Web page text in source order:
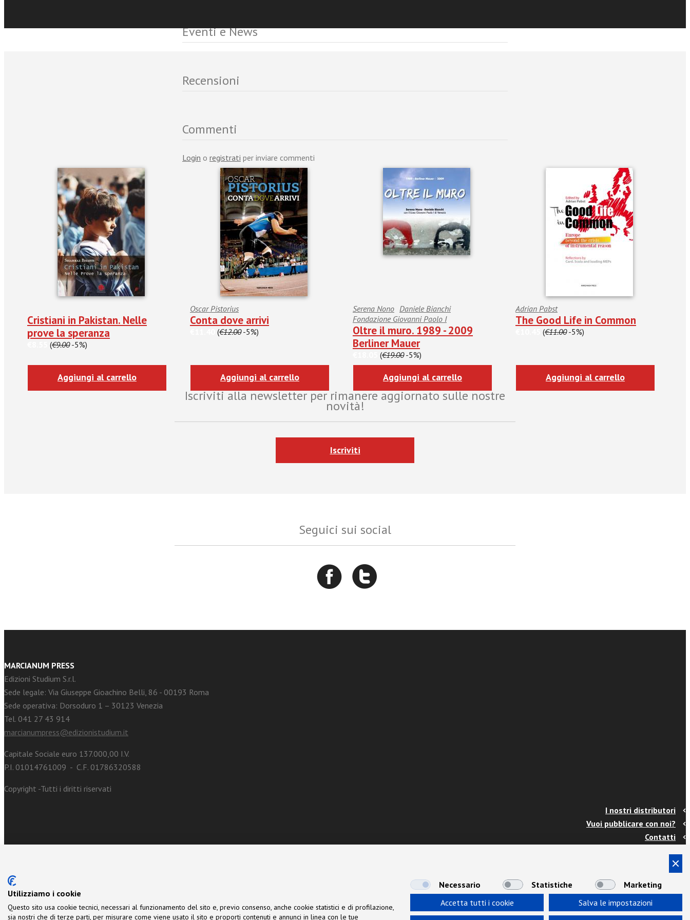
Eventi e News
Recensioni
Commenti
Login o registrati per inviare commenti
Cristiani in Pakistan. Nelle
prove la speranza
(€9.00-5%)
Aggiungi al carrello
Oscar Pistorius
Conta dove arrivi
(€12.00-5%)
Aggiungi al carrello
Serena Nono Daniele Bianchi
Fondazione Giovanni Paolo I
Oltre il muro. 1989 - 2009
Berliner Mauer
(€19.00-5%)
Aggiungi al carrello
Adrian Pabst
The Good Life in Common
(€11.00-5%)
Aggiungi al carrello
Iscriviti alla newsletter per rimanere aggiornato sulle nostre
novità!
Iscriviti
Seguici sui social
MARCIANUM PRESS
Edizioni Studium S.r.l.
Sede legale: Via Giuseppe Gioachino Belli, 86 - 00193 Roma
Sede operativa: Dorsoduro 1 – 30123 Venezia
Tel. 041 27 43 914
marcianumpress@edizionistudium.it
Capitale Sociale euro 137.000,00 I.V.
P.I. 01014761009 - C.F. 01786320588
Copyright -Tutti i diritti riservati
I nostri distributori
Vuoi pubblicare con noi?
Contatti
Termini e condizioni
Privacy
Area Docenti
Newsletter
Utilizziamo i cookie
Questo sito usa cookie tecnici, necessari al funzionamento del sito e, previo consenso, anche cookie statistici e di profilazione,
sia nostri che di terze parti, per misurare come viene usato il sito e proporti contenuti e annunci in linea con le tue
Necessario Statistiche
Marketing
Accetta tutti i cookie
Salva le impostazioni